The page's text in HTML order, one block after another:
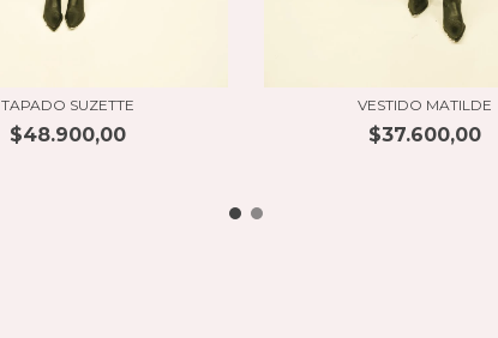
TAPADO SUZETTE
$48.900,00
VESTIDO MATILDE
$37.600,00